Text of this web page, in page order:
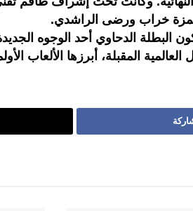
خراب ورضى الراشدي.
البطلة الدحاوي أحد الوجوه
المقبلة، أبرزها الألعاب الأولمبية